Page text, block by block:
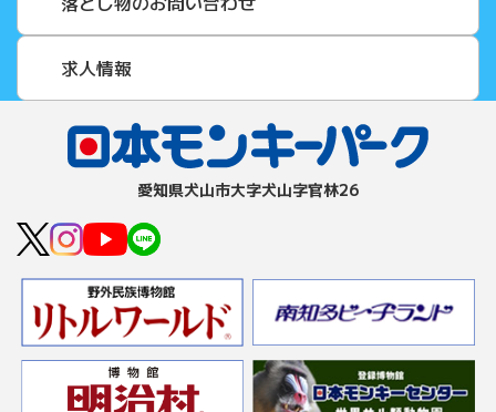
求人情報
愛知県⽝⼭市⼤字⽝⼭字官林26